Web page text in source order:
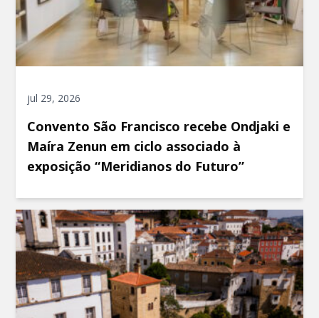
jul 29, 2026
Convento São Francisco recebe Ondjaki e
Maíra Zenun em ciclo associado à
exposição “Meridianos do Futuro”